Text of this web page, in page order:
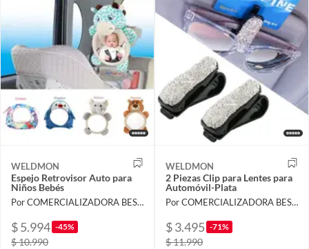
WELDMON
Espejo Retrovisor Auto para
Niños Bebés
Por COMERCIALIZADORA BESTVENTA SPA
$ 5.994 -45%
$ 10.990
WELDMON
2 Piezas Clip para Lentes para
Automóvil-Plata
Por COMERCIALIZADORA BESTVENTA SPA
$ 3.495 -71%
$ 11.990